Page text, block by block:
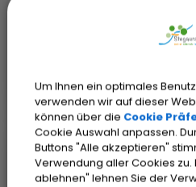
Mehr erfahren
Um Ihnen ein optimales
verwenden wir auf dieser
können über die Cookie
Cookie Auswahl anpassen.
Buttons "Alle akzeptieren"
Verwendung aller Cookies zu.
ablehnen" lehnen Sie der